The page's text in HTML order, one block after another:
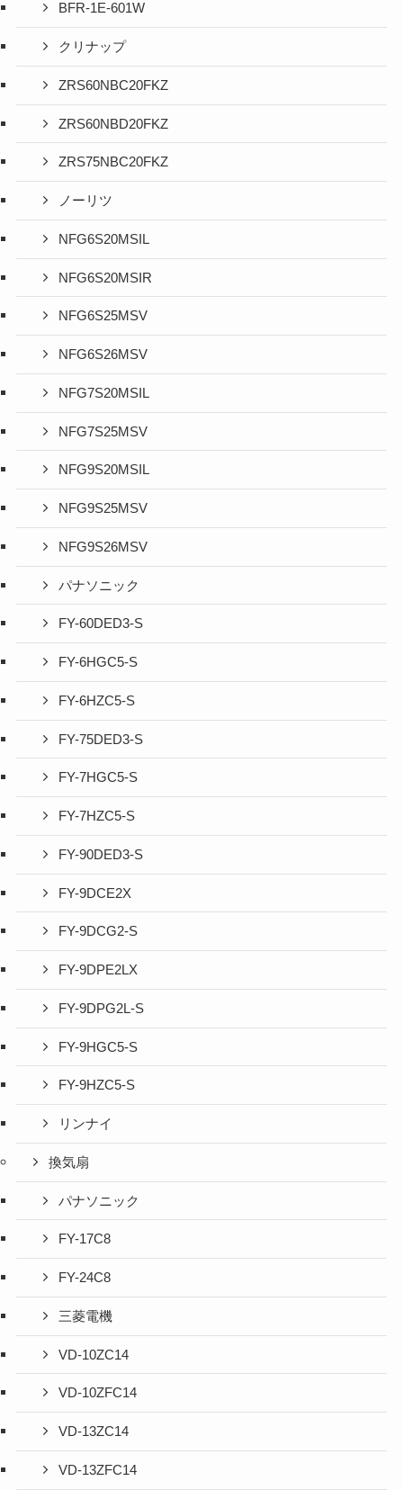
BFR-1E-601W
クリナップ
ZRS60NBC20FKZ
ZRS60NBD20FKZ
ZRS75NBC20FKZ
ノーリツ
NFG6S20MSIL
NFG6S20MSIR
NFG6S25MSV
NFG6S26MSV
NFG7S20MSIL
NFG7S25MSV
NFG9S20MSIL
NFG9S25MSV
NFG9S26MSV
パナソニック
FY-60DED3-S
FY-6HGC5-S
FY-6HZC5-S
FY-75DED3-S
FY-7HGC5-S
FY-7HZC5-S
FY-90DED3-S
FY-9DCE2X
FY-9DCG2-S
FY-9DPE2LX
FY-9DPG2L-S
FY-9HGC5-S
FY-9HZC5-S
リンナイ
換気扇
パナソニック
FY-17C8
FY-24C8
三菱電機
VD-10ZC14
VD-10ZFC14
VD-13ZC14
VD-13ZFC14